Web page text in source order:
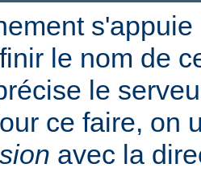
le nom de
le
ce faire, on
avec la